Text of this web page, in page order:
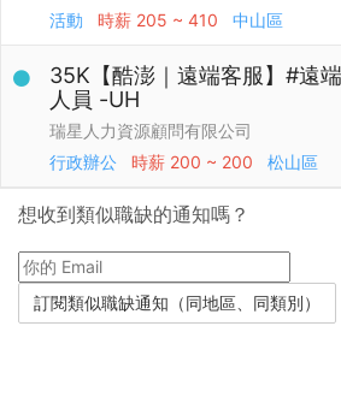
活動
時薪 205 ~ 410 中山區
35K【酷澎｜遠端客服】#遠
人員 -UH
瑞星人力資源顧問有限公司
行政辦公
時薪 200 ~ 200 松山區
想收到類似職缺的通知嗎？